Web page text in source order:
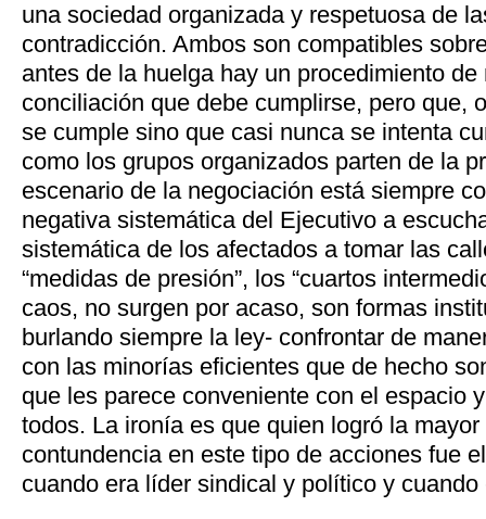
una sociedad organizada y respetuosa de
contradicción. Ambos son compatibles
antes de la huelga hay un procedimiento
conciliación que debe cumplirse, pero que,
se cumple sino que casi nunca se intenta
como los grupos organizados parten de la
escenario de la negociación está siempre
negativa sistemática del Ejecutivo a
sistemática de los afectados a tomar las
“medidas de presión”, los “cuartos
caos, no surgen por acaso, son formas
burlando siempre la ley- confrontar de
con las minorías eficientes que de hecho
que les parece conveniente con el espacio
todos. La ironía es que quien logró la
contundencia en este tipo de acciones fue
cuando era líder sindical y político y